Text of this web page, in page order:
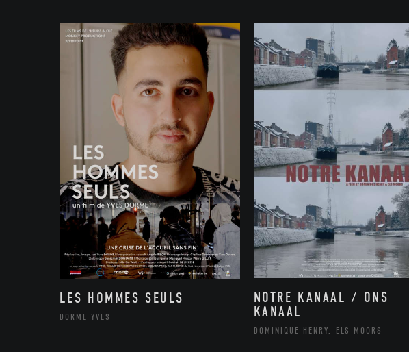
LES HOMMES SEULS
DORME YVES
NOTRE KANAAL / ONS
KANAAL
DOMINIQUE HENRY, ELS MOORS